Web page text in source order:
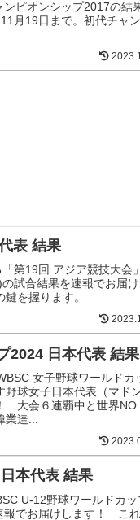
ピオンシップ2017の結
月19日まで。初代チャ
表 結果
第19回 アジア競技大会
試合結果を速報でお届け
を握ります。
2024 日本代表 結果
女子野球ワールドカ
野球女子日本代表（マド
大会６連覇中と世界NO
達...
本代表 結果
U-12野球ワールドカッ
報でお届けします！ こ